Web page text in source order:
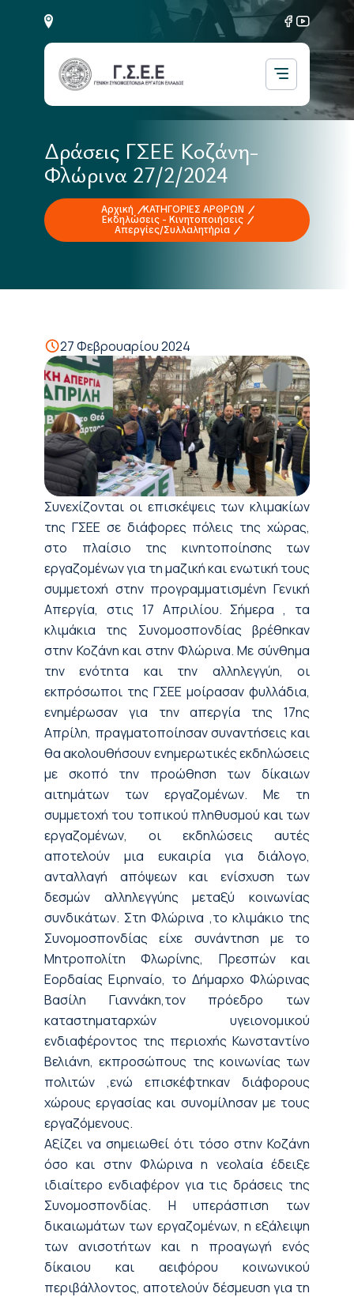
Δράσεις ΓΣΕΕ Κοζάνη-
Φλώρινα 27/2/2024
Αρχική
ΚΑΤΗΓΟΡΙΕΣ ΑΡΘΡΩΝ
Εκδηλώσεις - Κινητοποιήσεις
Απεργίες/Συλλαλητήρια
27 Φεβρουαρίου 2024
Συνεχίζονται οι επισκέψεις των κλιμακίων
της ΓΣΕΕ σε διάφορες πόλεις της χώρας,
στο πλαίσιο της κινητοποίησης των
εργαζομένων για τη μαζική και ενωτική τους
συμμετοχή στην προγραμματισμένη Γενική
Απεργία, στις 17 Απριλίου. Σήμερα , τα
κλιμάκια της Συνομοσπονδίας βρέθηκαν
στην Κοζάνη και στην Φλώρινα. Με σύνθημα
την ενότητα και την αλληλεγγύη, οι
εκπρόσωποι της ΓΣΕΕ μοίρασαν φυλλάδια,
ενημέρωσαν για την απεργία της 17ης
Απρίλη, πραγματοποίησαν συναντήσεις και
θα ακολουθήσουν ενημερωτικές εκδηλώσεις
με σκοπό την προώθηση των δίκαιων
αιτημάτων των εργαζομένων. Με τη
συμμετοχή του τοπικού πληθυσμού και των
εργαζομένων, οι εκδηλώσεις αυτές
αποτελούν μια ευκαιρία για διάλογο,
ανταλλαγή απόψεων και ενίσχυση των
δεσμών αλληλεγγύης μεταξύ κοινωνίας
συνδικάτων. Στη Φλώρινα ,το κλιμάκιο της
Συνομοσπονδίας είχε συνάντηση με το
Μητροπολίτη Φλωρίνης, Πρεσπών και
Εορδαίας Ειρηναίο, το Δήμαρχο Φλώρινας
Βασίλη Γιαννάκη,τον πρόεδρο των
καταστηματαρχών υγειονομικού
ενδιαφέροντος της περιοχής Κωνσταντίνο
Βελιάνη, εκπροσώπους της κοινωνίας των
πολιτών ,ενώ επισκέφτηκαν διάφορους
χώρους εργασίας και συνομίλησαν με τους
εργαζόμενους.
Αξίζει να σημειωθεί ότι τόσο στην Κοζάνη
όσο και στην Φλώρινα η νεολαία έδειξε
ιδιαίτερο ενδιαφέρον για τις δράσεις της
Συνομοσπονδίας. Η υπεράσπιση των
δικαιωμάτων των εργαζομένων, η εξάλειψη
των ανισοτήτων και η προαγωγή ενός
δίκαιου και αειφόρου κοινωνικού
περιβάλλοντος, αποτελούν δέσμευση για τη